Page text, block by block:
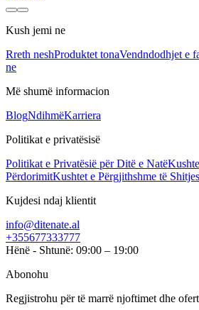
Kush jemi ne
Rreth neshProduktet tonaVendndodhjet e
ne
Më shumë informacion
BlogNdihmëKarriera
Politikat e privatësisë
Politikat e Privatësië për Ditë e Natë
PërdorimitKushtet e Përgjithshme të Shitjes
Kujdesi ndaj klientit
info@ditenate.al
+355677333777
Hënë - Shtunë: 09:00 – 19:00
Abonohu
Regjistrohu për të marrë njoftimet dhe